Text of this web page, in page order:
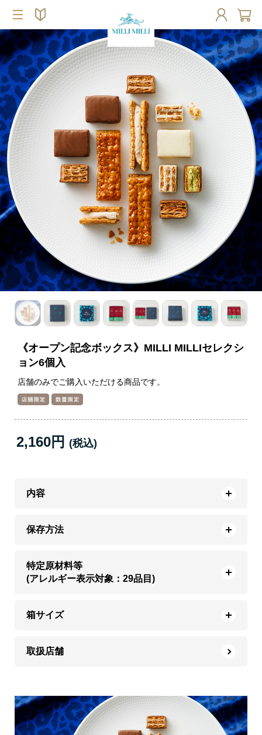
《オープン記念ボックス》MILLI MILLIセレクシ
ョン6個入
店舗のみでご購入いただける商品です。
2,160円
内容
保存方法
特定原材料等
(アレルギー表示対象：29品目)
箱サイズ
取扱店舗